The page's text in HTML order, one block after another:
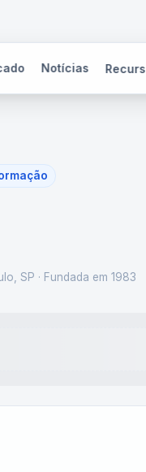
Notícias
SP · Fundada em 1983